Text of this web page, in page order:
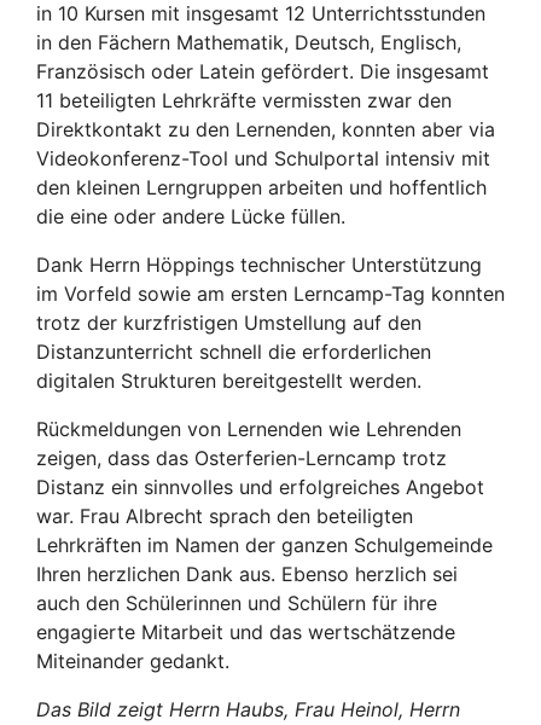
in 10 Kursen mit insgesamt 12 Unterrichtsstunden
in den Fächern Mathematik, Deutsch, Englisch,
Französisch oder Latein gefördert. Die insgesamt
11 beteiligten Lehrkräfte vermissten zwar den
Direktkontakt zu den Lernenden, konnten aber via
Videokonferenz-Tool und Schulportal intensiv mit
den kleinen Lerngruppen arbeiten und hoffentlich
die eine oder andere Lücke füllen.
Dank Herrn Höppings technischer Unterstützung
im Vorfeld sowie am ersten Lerncamp-Tag konnten
trotz der kurzfristigen Umstellung auf den
Distanzunterricht schnell die erforderlichen
digitalen Strukturen bereitgestellt werden.
Rückmeldungen von Lernenden wie Lehrenden
zeigen, dass das Osterferien-Lerncamp trotz
Distanz ein sinnvolles und erfolgreiches Angebot
war. Frau Albrecht sprach den beteiligten
Lehrkräften im Namen der ganzen Schulgemeinde
Ihren herzlichen Dank aus. Ebenso herzlich sei
auch den Schülerinnen und Schülern für ihre
engagierte Mitarbeit und das wertschätzende
Miteinander gedankt.
Das Bild zeigt Herrn Haubs, Frau Heinol, Herrn